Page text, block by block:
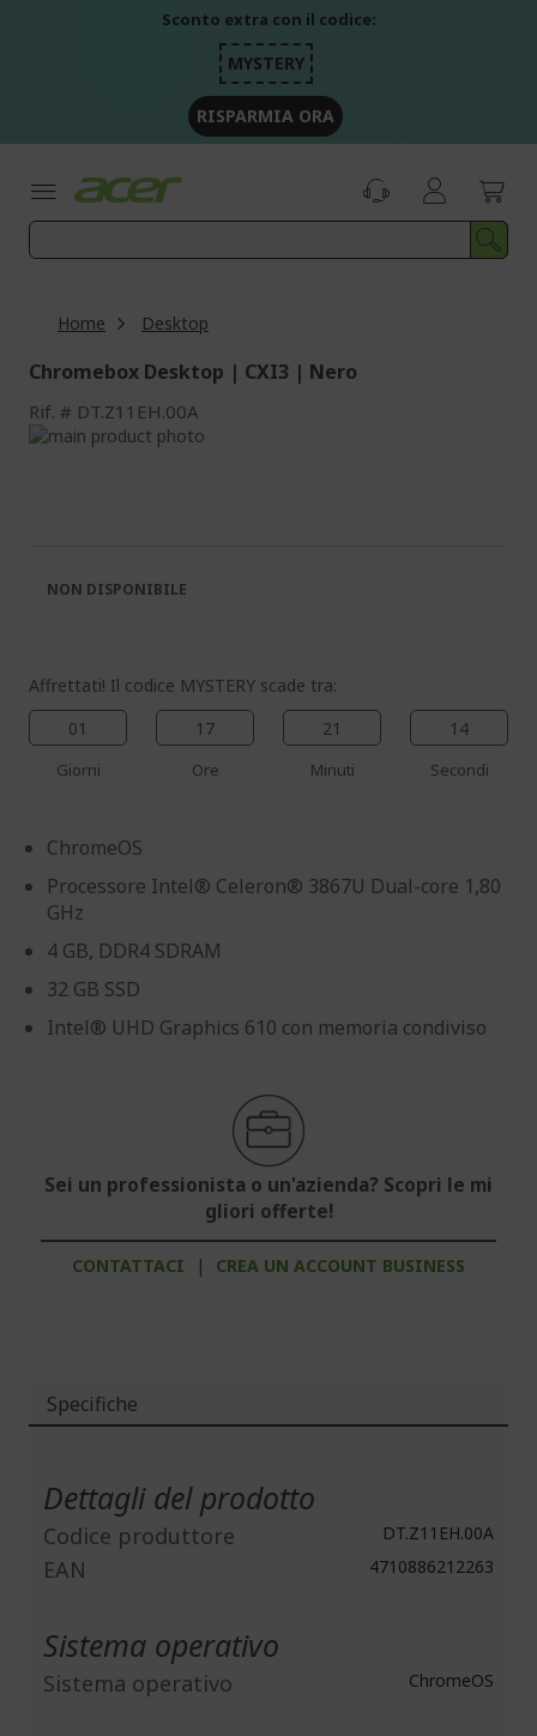
Sconto extra con il codice:
MYSTERY
RISPARMIA ORA
Home Desktop
Chromebox Desktop | CXI3 | Nero
Rif. DT.Z11EH.00A
Vai
immagini
immagini
Affrettati! Il codice MYSTERY scade tra:
01
Giorni
17
Ore
21
Minuti
13
Secondi
ChromeOS
Processore Intel® Celeron® 3867U Dual-core 1,80
GHz
4 GB, DDR4 SDRAM
32 GB SSD
Intel® UHD Graphics 610 con memoria condiviso
Sei un professionista o un'azienda? Scopri le mi
gliori offerte!
CONTATTACI | CREA UN ACCOUNT BUSINESS
NON DISPONIBILE
Specifiche
Dettagli del prodotto
Codice produttore DT.Z11EH.00A
EAN 4710886212263
Sistema operativo
Sistema operativo ChromeOS